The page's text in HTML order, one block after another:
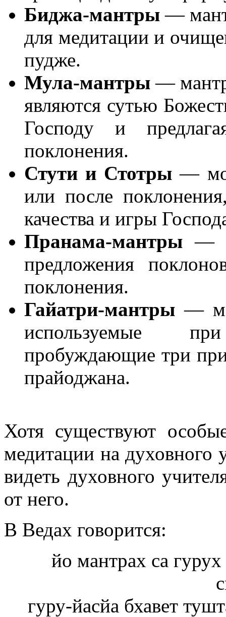
Биджа-мантры ―
для медитации и
пудже.
Мула-мантры ―
являются сутью
Господу и
поклонения.
Стути и Стотры ―
или после
качества и игры
Пранама-мантры ―
предложения
поклонения.
Гайатри-мантры ―
используемые
пробуждающие три
прайоджана.
Хотя существуют
медитации на духовного
видеть духовного
от него.
В Ведах говорится:
йо мантрах са
гуру-йасйа бхавет